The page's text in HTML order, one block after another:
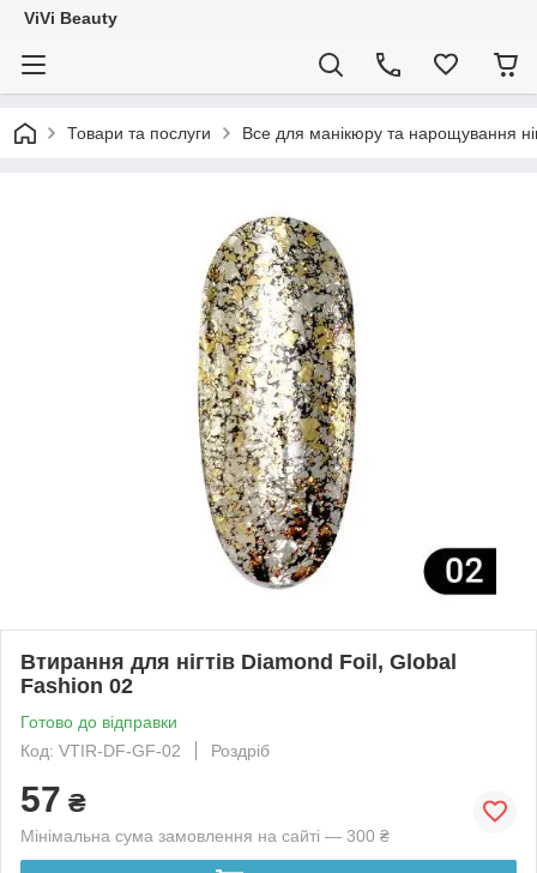
ViVi Beauty
Товари та послуги Все для манікюру та нарощування
Втирання для нігтів Diamond Foil, Global
Fashion 02
Готово до відправки
Код: VTIR-DF-GF-02
Роздріб
57 ₴
Мінімальна сума замовлення на сайті — 300 ₴